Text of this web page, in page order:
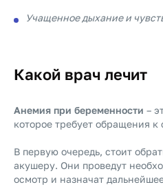
Учащенное дыхание и
Какой врач лечит
Анемия при беременности –
которое требует обращения к
В первую очередь, стоит
акушеру. Они проведут
осмотр и назначат